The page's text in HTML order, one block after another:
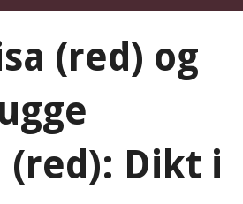
(red) og
(red): Dikt i